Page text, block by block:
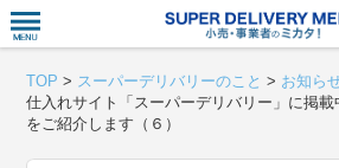
TOP > スーパーデリバリーのこと > お知ら
仕入れサイト「スーパーデリバリー」に掲載
をご紹介します（６）